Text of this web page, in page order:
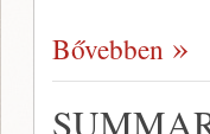
Bővebben